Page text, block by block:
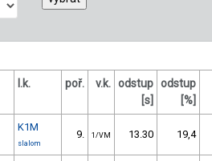
l.k. poř. v.k. odstup
[s]
odstup
[%]
K1M
slalom
9. 1/VM 13.30 19,4